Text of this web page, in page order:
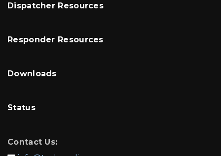
Dispatcher Resources
Responder Resources
Downloads
Status
Contact Us: